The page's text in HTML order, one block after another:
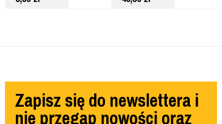
Zapisz się do newslettera i
nie przegap nowości oraz